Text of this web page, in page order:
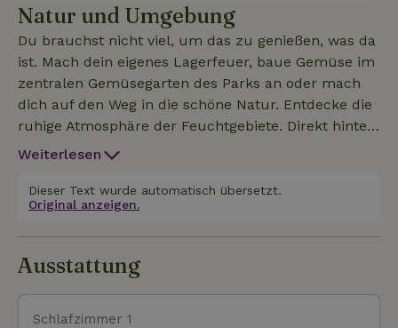
Dusche und WC. Die Tiny House sind für zwei oder
(bei Nutzung des Rollbettes) vier Personen geeignet.
Natur und Umgebung
Du brauchst nicht viel, um das zu genießen, was da
ist. Mach dein eigenes Lagerfeuer, baue Gemüse im
zentralen Gemüsegarten des Parks an oder mach
dich auf den Weg in die schöne Natur. Entdecke die
ruhige Atmosphäre der Feuchtgebiete. Direkt hinter
dem Park liegt das Naturschutzgebiet Rottige
Nationalpark Weeribbben-Wieden. Zusammen
bilden diese Gebiete ein großes Niedermoor, das im
18., 19. und frühen 20. Jahrhundert durch den
Torfabbau entstanden ist. Das Gebiet ist größtenteils
für die Öffentlichkeit zugänglich. Du kannst hier
Kanu fahren, Rad fahren und wandern. Besonders
sehenswert ist die Stadt Giethoorn. Giethoorn mit
Weiterlesen
Dieser Text wurde automatisch übersetzt.
Original anzeigen.
Ausstattung
Schlafzimmer 1